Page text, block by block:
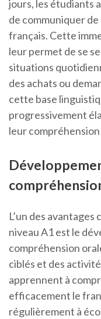
jours, les étudiants
de communiquer
français. Cette
leur permet de se
situations
des achats ou
cette base
progressivement
leur
L’un des
niveau A1 est le
compréhension
ciblés et des
apprennent à
efficacement le
régulièrement à